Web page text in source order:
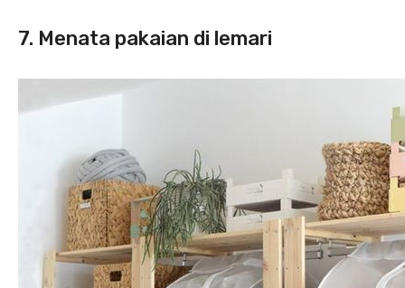
7. Menata pakaian di lemari